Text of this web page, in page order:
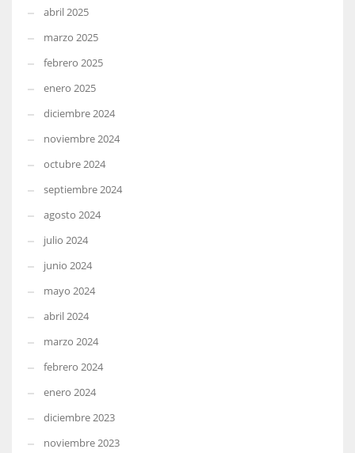
abril 2025
marzo 2025
febrero 2025
enero 2025
diciembre 2024
noviembre 2024
octubre 2024
septiembre 2024
agosto 2024
julio 2024
junio 2024
mayo 2024
abril 2024
marzo 2024
febrero 2024
enero 2024
diciembre 2023
noviembre 2023